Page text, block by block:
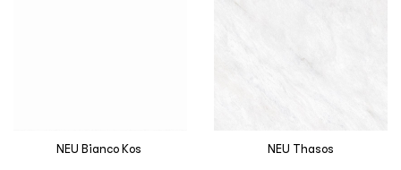
NEU Bianco Kos NEU Thasos